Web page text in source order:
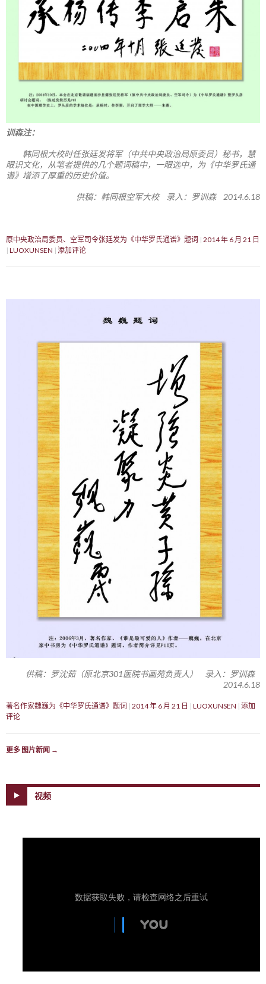
训森注：
韩同根大校时任张廷发将军（中共中央政治局原委员）秘书，慧
眼识文化，从笔者提供的几个题词稿中，一眼选中，为《中华罗氏通
谱》增添了厚重的历史价值。
供稿：韩同根空军大校 录入：罗训森 2014.6.18
原中央政治局委员、空军司令张廷发为《中华罗氏通谱》题词 2014 年 6 月 21 日
LUOXUNSEN 添加评论
供稿：罗沈茹（原北京301医院书画苑负责人） 录入：罗训森
2014.6.18
著名作家魏巍为《中华罗氏通谱》题词 2014 年 6 月 21 日 LUOXUNSEN 添加
评论
更多 图片新闻 →
视频